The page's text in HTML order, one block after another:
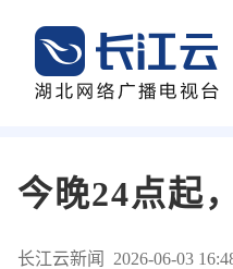
今晚24点起
长江云新闻 2026-06-03